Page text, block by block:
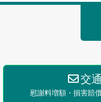
交
慰謝料増額・損害賠